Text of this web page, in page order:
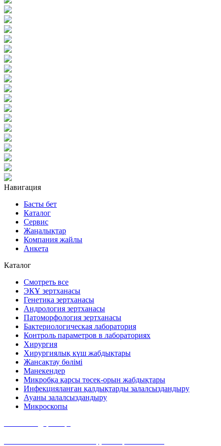
Навигация
Басты бет
Каталог
Сервис
Жаңалықтар
Компания жайлы
Анкета
Каталог
Смотреть все
ЭКҰ зертханасы
Генетика зертханасы
Андрология зертханасы
Патоморфология зертханасы
Бактериологическая лаборатория
Контроль параметров в лабораториях
Хирургия
Хирургиялық күш жабдықтары
Жансақтау бөлімі
Манекендер
Микробқа қарсы төсек-орын жабдықтары
Инфекцияланған қалдықтарды залалсыздандыру
Ауаны залалсыздандыру
Микроскопы